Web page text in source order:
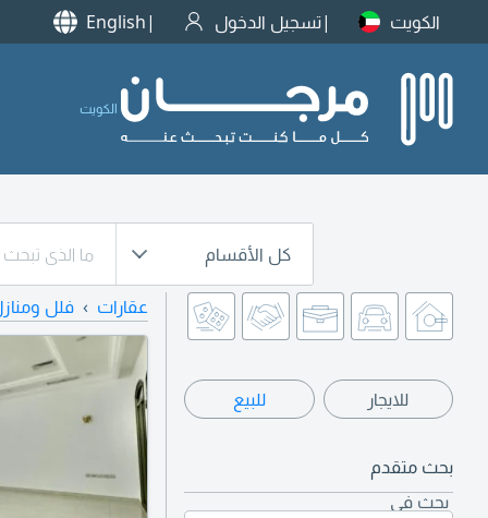
الكويت تسجيل الدخول English
الكويت
كل الأقسام
للايجار للبيع
بحث متقدم
بحث في
عقارات فلل